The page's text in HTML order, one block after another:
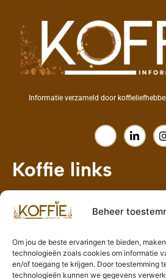
Beheer
Om jou de beste ervaringen te bieden,
technologieën zoals cookies om informatie
en/of toegang te krijgen. Door toestemming
technologieën kunnen we gegevens
Informatie verzameld door
Koffie links
Over Koffie-Informatie.nl
Koffie Blog
Contact